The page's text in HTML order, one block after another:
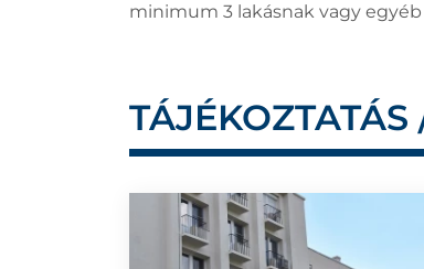
minimum 3 lakásnak vagy
TÁJÉKOZTATÁS